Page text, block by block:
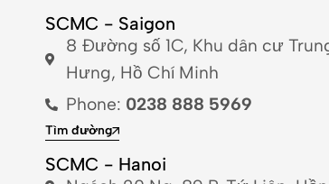
SCMC - Saigon
8 Đường số 1C, Khu dân cư
Hưng, Hồ Chí Minh
Phone: 0238 888 5969
Tìm đường
SCMC - Hanoi